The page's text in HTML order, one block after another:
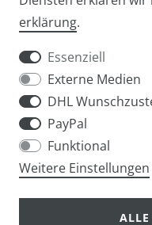
Impressum
erklärung.
Essenziell
Externe Medien
DHL
PayPal
Funktional
Weitere Einstellungen
ALLE